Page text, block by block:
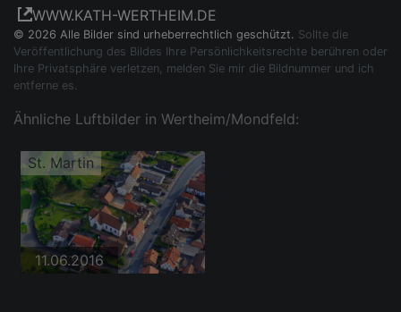
WWW.KATH-WERTHEIM.DE
© 2026 Alle Bilder sind urheberrechtlich geschützt. Sollte die
Veröffentlichung des Bildes Ihre Persönlichkeitsrechte berühren oder
Ihre Privatsphäre verletzen, melden Sie mir die Bildnummer und ich
entferne es.
Ähnliche Luftbilder in Wertheim/Mondfeld:
St. Martin
11.06.2016